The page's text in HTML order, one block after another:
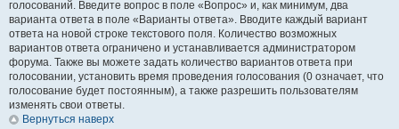
голосований. Введите вопрос в поле «Вопрос» и, как минимум, два
варианта ответа в поле «Варианты ответа». Вводите каждый вариант
ответа на новой строке текстового поля. Количество возможных
вариантов ответа ограничено и устанавливается администратором
форума. Также вы можете задать количество вариантов ответа при
голосовании, установить время проведения голосования (0 означает, что
голосование будет постоянным), а также разрешить пользователям
изменять свои ответы.
Вернуться наверх